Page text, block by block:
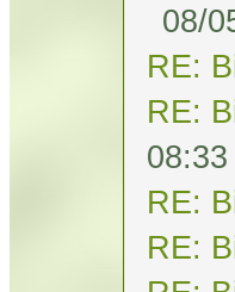
08/
RE:
RE:
08:33
RE:
RE: